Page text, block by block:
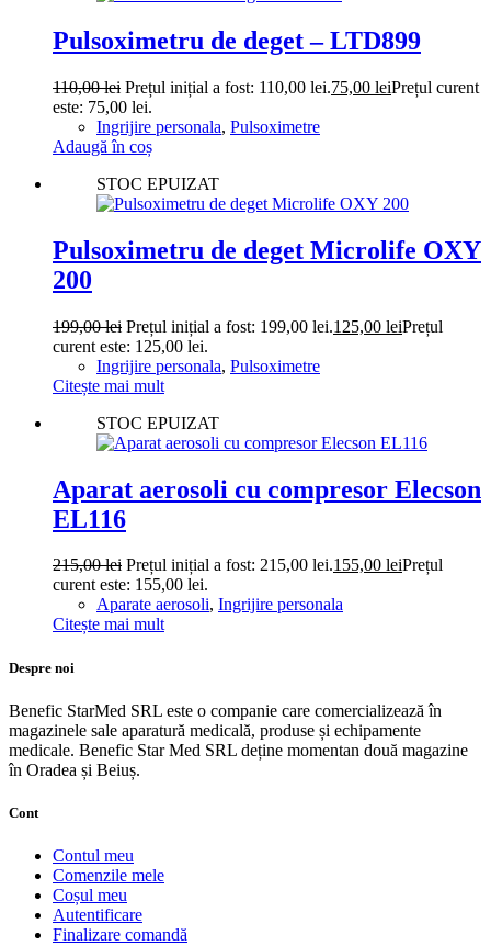
Pulsoximetru de deget – LTD899
110,00lei Prețul inițial a fost: 110,00 lei.75,00 leiPrețul curent
este: 75,00 lei.
Ingrijire personala, Pulsoximetre
Adaugă în coș
STOC EPUIZAT
Pulsoximetru de deget Microlife OXY
200
199,00lei Prețul inițial a fost: 199,00 lei.125,00 leiPrețul
curent este: 125,00 lei.
Ingrijire personala, Pulsoximetre
Citește mai mult
STOC EPUIZAT
Aparat aerosoli cu compresor Elecson
EL116
215,00lei Prețul inițial a fost: 215,00 lei.155,00 leiPrețul
curent este: 155,00 lei.
Aparate aerosoli, Ingrijire personala
Citește mai mult
Despre noi
Benefic StarMed SRL este o companie care comercializează în
magazinele sale aparatură medicală, produse și echipamente
medicale. Benefic Star Med SRL deține momentan două magazine
în Oradea și Beiuș.
Cont
Contul meu
Comenzile mele
Coșul meu
Autentificare
Finalizare comandă